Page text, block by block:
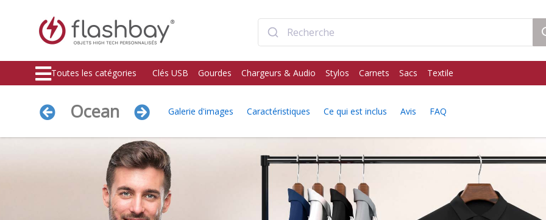
Toutes les catégories Clés USB Gourdes Chargeurs & Audio Stylos Carnets Sacs Textile
Ocean Galerie d'images Caractéristiques Ce qui est inclus Avis FAQ